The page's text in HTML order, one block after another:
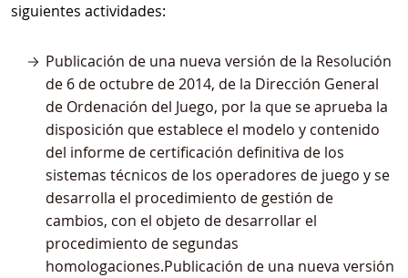
siguientes actividades:
Publicación de una nueva versión de la Resolución
de 6 de octubre de 2014, de la Dirección General
de Ordenación del Juego, por la que se aprueba la
disposición que establece el modelo y contenido
del informe de certificación definitiva de los
sistemas técnicos de los operadores de juego y se
desarrolla el procedimiento de gestión de
cambios, con el objeto de desarrollar el
procedimiento de segundas
homologaciones.Publicación de una nueva versión